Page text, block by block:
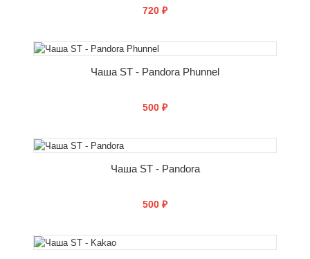
720 ₽
СООБЩИТЬ О ПОСТУПЛЕНИИ
Чаша ST - Pandora Phunnel
500 ₽
СООБЩИТЬ О ПОСТУПЛЕНИИ
Чаша ST - Pandora
500 ₽
СООБЩИТЬ О ПОСТУПЛЕНИИ